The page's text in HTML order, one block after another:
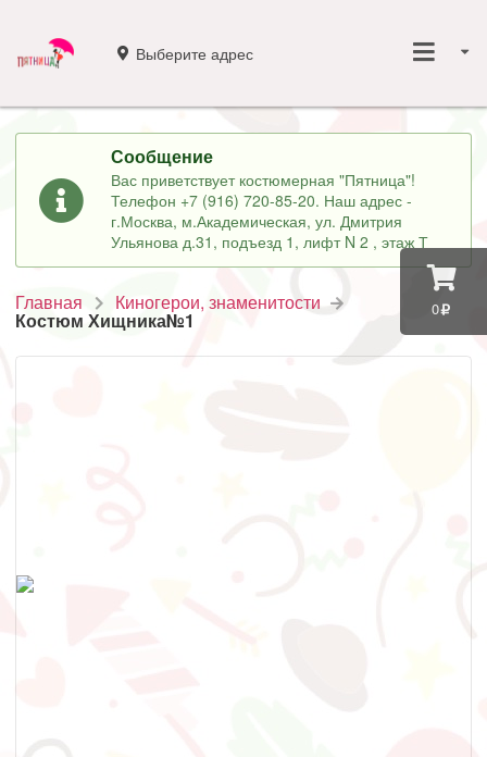
0
Выберите адрес
Сообщение
Вас приветствует костюмерная "Пятница"!
Телефон +7 (916) 720-85-20. Наш адрес -
г.Москва, м.Академическая, ул. Дмитрия
Ульянова д.31, подъезд 1, лифт N 2 , этаж Т
Главная Киногерои, знаменитости
Костюм Хищника№1